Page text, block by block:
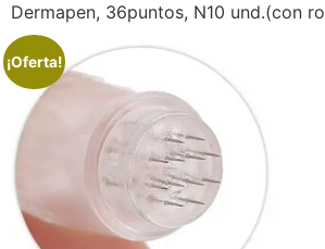
Dermapen, 36puntos, N10 und.(con
¡Oferta!